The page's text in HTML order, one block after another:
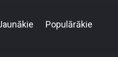
Populārākie